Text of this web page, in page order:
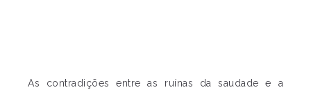
As contradições entre as ruínas da saudade e a